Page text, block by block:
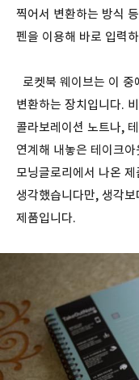
찍어서 변환하는 방식
펜을 이용해 바로 입력
로켓북 웨이브는 이 중
변환하는 장치입니다.
콜라보레이션 노트나,
연계해 내놓은 테이크
모닝글로리에서 나온
생각했습니다만, 생각
제품입니다.